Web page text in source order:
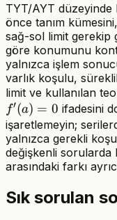
TYT/AYT düzeyinde
önce tanım
sağ-sol limit gerekip
göre konumunu
yalnızca işlem
varlık koşulu,
limit ve kullanılan
f′(a) = 0 ifadesini
işaretlemeyin;
yalnızca gerekli
değişkenli sorularda
arasındaki farkı
Sık sorulan